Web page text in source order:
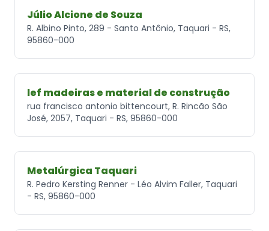
Júlio Alcione de Souza
R. Albino Pinto, 289 - Santo Antônio, Taquari - RS,
95860-000
lef madeiras e material de construção
rua francisco antonio bittencourt, R. Rincão São
José, 2057, Taquari - RS, 95860-000
Metalúrgica Taquari
R. Pedro Kersting Renner - Léo Alvim Faller, Taquari
- RS, 95860-000